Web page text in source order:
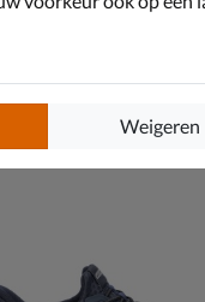
Weigeren